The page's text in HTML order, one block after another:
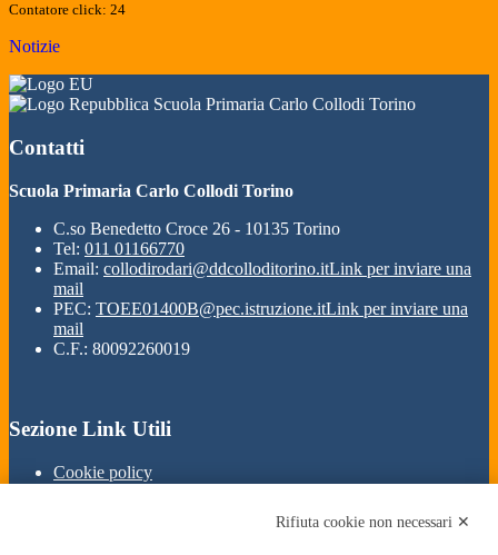
Contatore click: 24
Notizie
Scuola Primaria Carlo Collodi Torino
Contatti
Scuola Primaria Carlo Collodi Torino
C.so Benedetto Croce 26 - 10135 Torino
Tel: 011 01166770
Email: collodirodari@ddcolloditorino.itLink per inviare una
mail
PEC: TOEE01400B@pec.istruzione.itLink per inviare una
mail
C.F.: 80092260019
Sezione Link Utili
Cookie policy
Ufficio Relazioni con il Pubblico
Rifiuta cookie non necessari ✕